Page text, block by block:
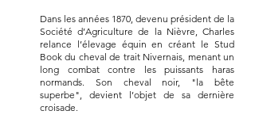
Dans les années 1870, devenu président de la
Société d’Agriculture de la Nièvre, Charles
relance l’élevage équin en créant le Stud
Book du cheval de trait Nivernais, menant un
long combat contre les puissants haras
normands. Son cheval noir, "la bête
superbe", devient l’objet de sa dernière
croisade.